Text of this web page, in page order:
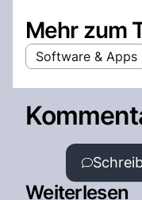
Mehr zum
Software & Apps
Weiterlesen